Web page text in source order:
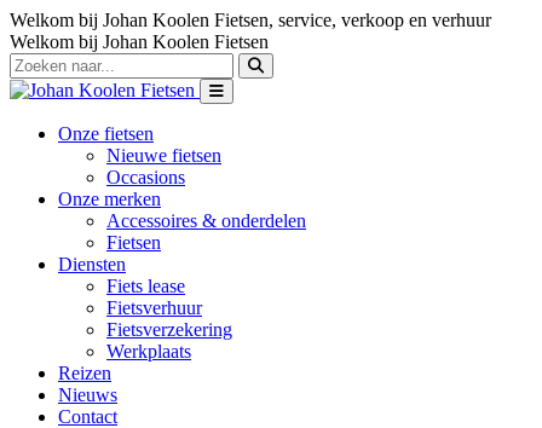
Welkom bij Johan Koolen Fietsen, service, verkoop en verhuur
Welkom bij Johan Koolen Fietsen
Onze fietsen
Nieuwe fietsen
Occasions
Onze merken
Accessoires & onderdelen
Fietsen
Diensten
Fiets lease
Fietsverhuur
Fietsverzekering
Werkplaats
Reizen
Nieuws
Contact